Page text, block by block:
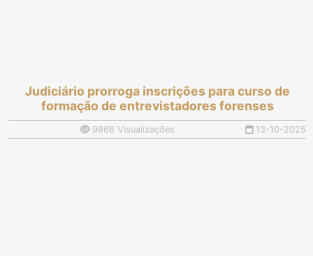
Judiciário prorroga inscrições para curso de
formação de entrevistadores forenses
9966 Visualizações 13-10-2025